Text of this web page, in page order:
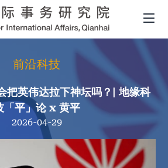
前沿科技
英伟达拉下神坛吗？| 地缘科
「平」论 x 黄平
2026-04-29